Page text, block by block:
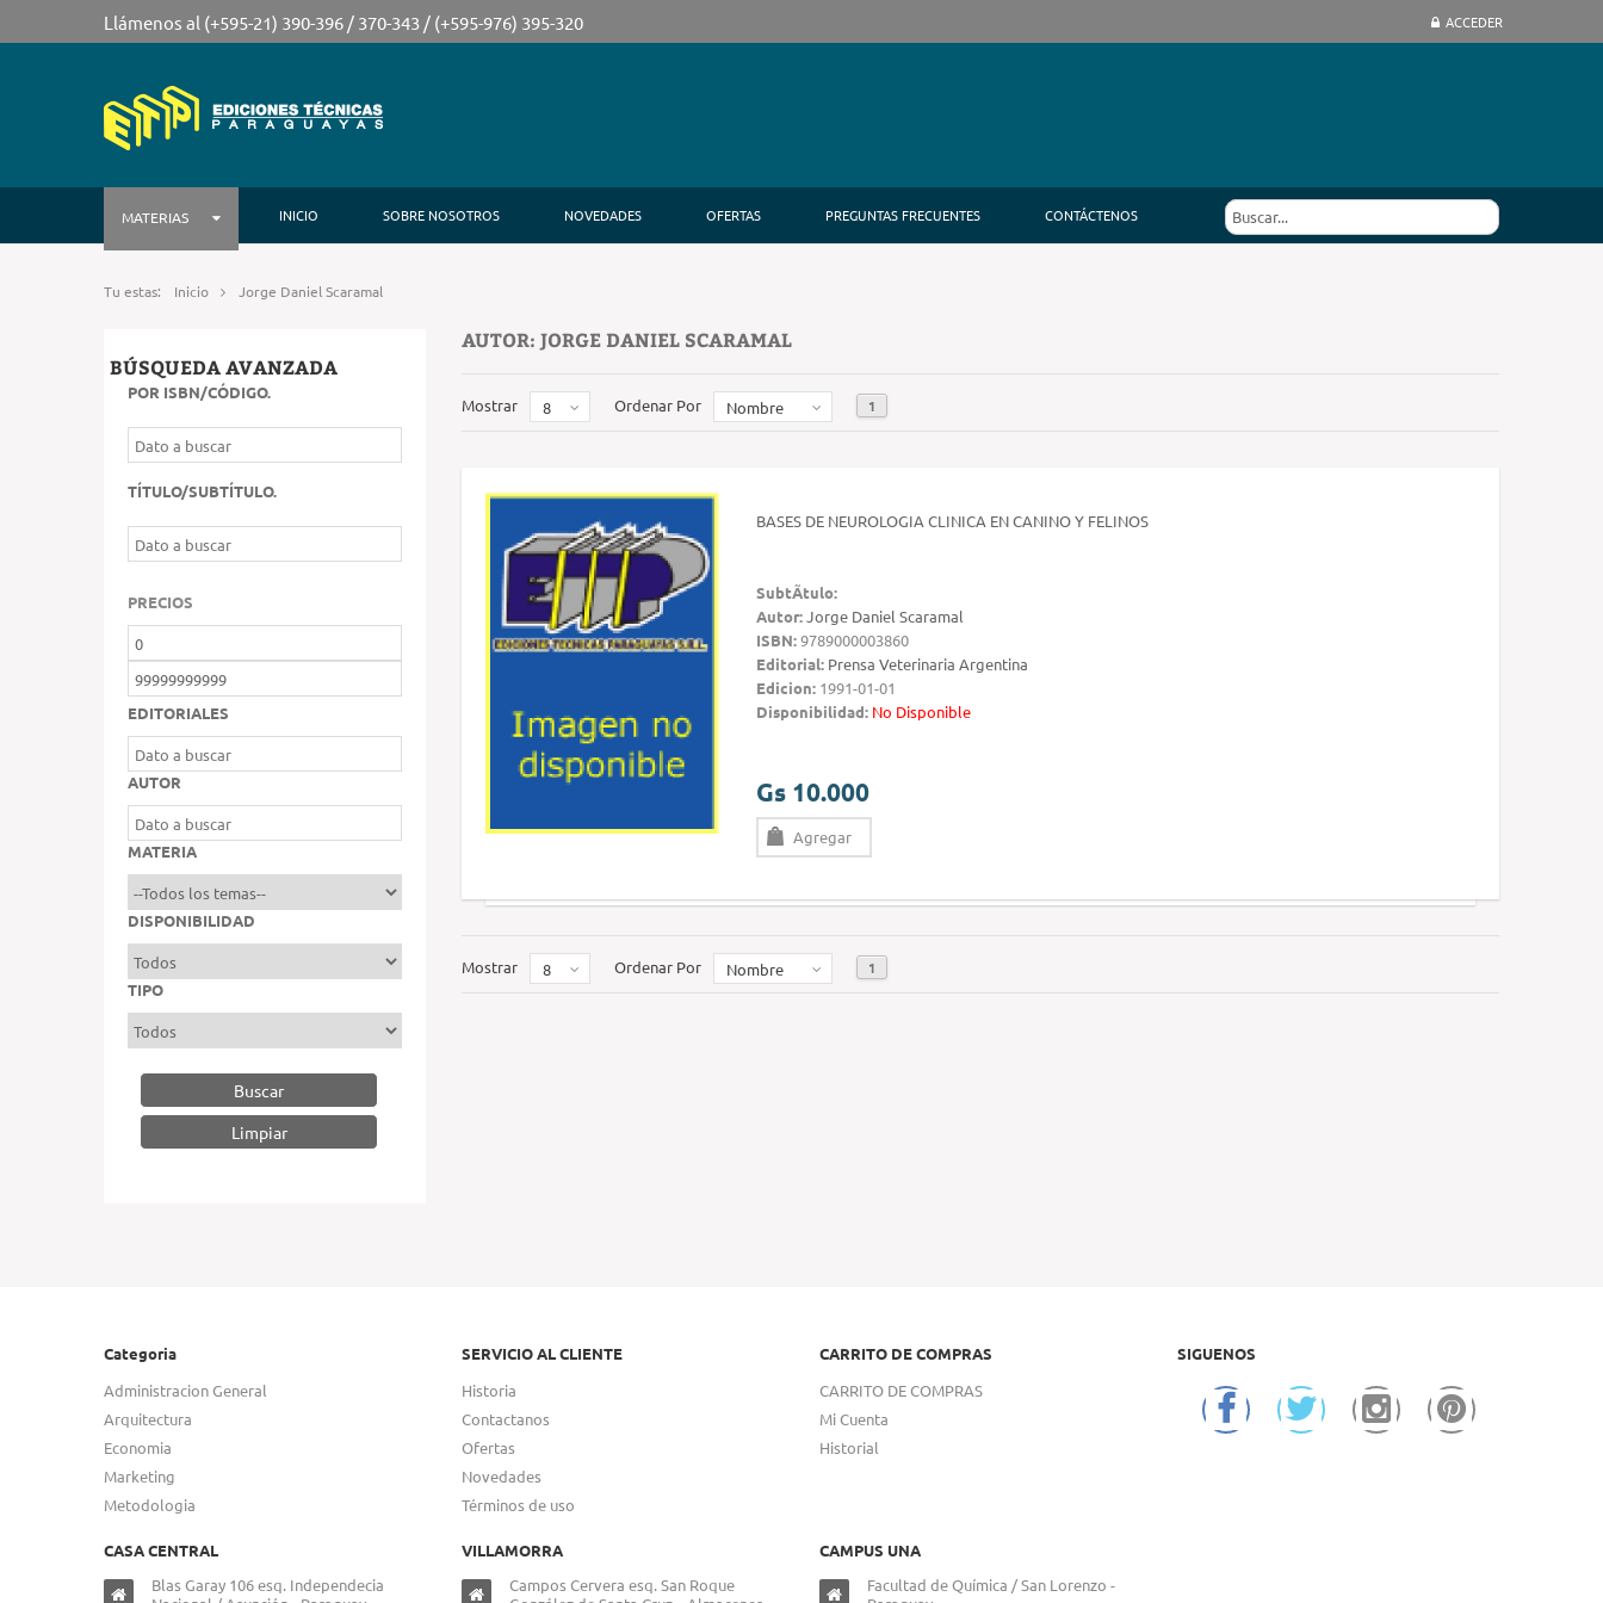
Llámenos al (+595-21) 390-396 / 370-343 / (+595-976) 395-320 ACCEDER
MATERIAS INICIO SOBRE NOSOTROS NOVEDADES OFERTAS PREGUNTAS FRECUENTES CONTÁCTENOS
Tu estas: Inicio Jorge Daniel Scaramal
BÚSQUEDA AVANZADA
POR ISBN/CÓDIGO.
TÍTULO/SUBTÍTULO.
PRECIOS
EDITORIALES
AUTOR
MATERIA
DISPONIBILIDAD
TIPO
Buscar
AUTOR: JORGE DANIEL SCARAMAL
Mostrar 8 Ordenar Por Nombre 1
BASES DE NEUROLOGIA CLINICA EN CANINO Y FELINOS
SubtÃ­tulo:
Autor:Jorge Daniel Scaramal
ISBN:9789000003860
Editorial: Prensa Veterinaria Argentina
Edicion: 1991-01-01
Disponibilidad: No Disponible
Gs 10.000
Agregar
Mostrar 8 Ordenar Por Nombre 1
Categoria
Administracion General
Arquitectura
Economia
Marketing
Metodologia
SERVICIO AL CLIENTE
Historia
Contactanos
Ofertas
Novedades
Términos de uso
CARRITO DE COMPRAS
CARRITO DE COMPRAS
Mi Cuenta
Historial
SIGUENOS
CASA CENTRAL
Blas Garay 106 esq. Independecia
VILLAMORRA
Campos Cervera esq. San Roque
CAMPUS UNA
Facultad de Química / San Lorenzo -